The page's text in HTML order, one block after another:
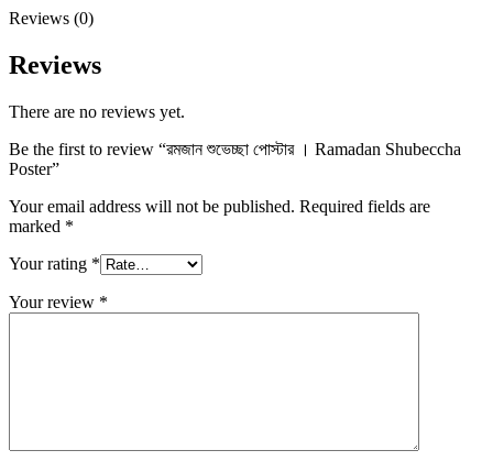
Reviews (0)
Reviews
There are no reviews yet.
Be the first to review “রমজান শুভেচ্ছা পোস্টার । Ramadan Shubeccha
Poster”
Your email address will not be published. Required fields are
marked *
Your rating *
Your review *